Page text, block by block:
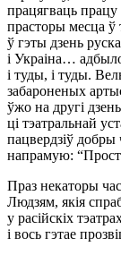
працягваць працу
прасторы месца ў
ў гэты дзень
і Украіна…
і туды, і туды.
забароненых
ўжо на другі
ці тэатральнай
пацвердзіў добры
напрамую:
Праз некаторы час
Людзям, якія
у расійскіх
і вось гэтае